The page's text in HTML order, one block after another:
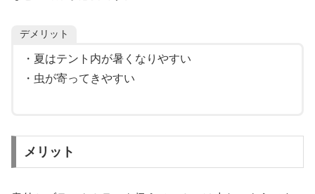
デメリット
・夏はテント内が暑くなりやすい
・虫が寄ってきやすい
メリット